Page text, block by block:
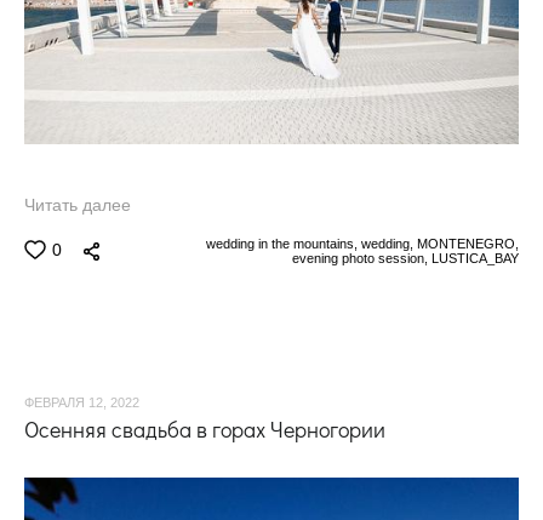
Читать далее
0 wedding in the mountains, wedding, MONTENEGRO,
evening photo session, LUSTICA_BAY
ФЕВРАЛЯ 12, 2022
Осенняя свадьба в горах Черногории